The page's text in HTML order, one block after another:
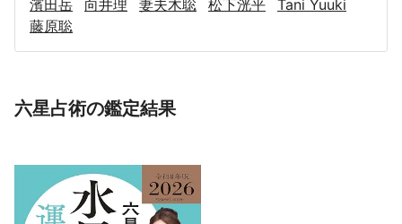
濱田岳
向井理 妻夫木聡 松下洸平
Tani Yuuki
藤原聡
六星占術の鑑定結果